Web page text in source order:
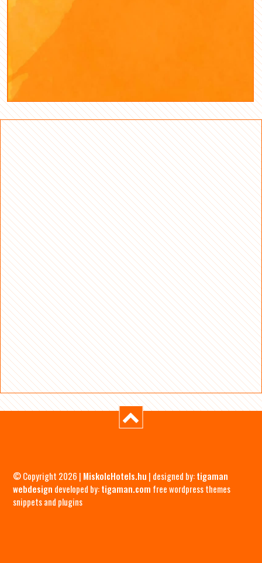
© Copyright 2026 | MiskolcHotels.hu | designed by:tigaman
webdesign developed by:tigaman.com free wordpress themes
snippets and plugins